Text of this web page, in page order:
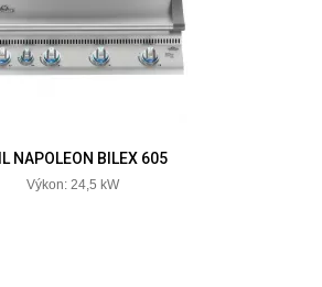
NAPOLEON BILEX 605
Výkon: 24,5 kW